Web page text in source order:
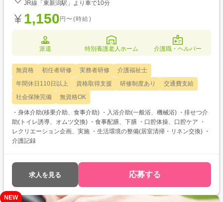
JR線「東新潟駅」より車で10分
1,150 円〜(時給)
派遣 特別養護老人ホーム 介護職・ヘルパー
無資格 初任者研修 実務者研修
介護福祉士
年間休日110日以上
資格取得支援 研修制度あり
交通費支給
社会保険完備
無資格OK
・身体介助(移乗介助、食事介助) ・入浴介助(一般浴、機械浴) ・排せつ介
助(トイレ誘導、オムツ交換) ・食事配膳、下膳 ・口腔体操、口腔ケア ・
レクリエーション企画、実施 ・生活環境の整備(居室清掃・リネン交換) ・
介護記録
求人を見る 応募する
NEW